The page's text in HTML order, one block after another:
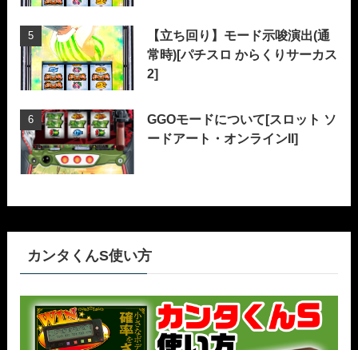
【立ち回り】モード示唆演出(通
常時)[パチスロ からくりサーカス
2]
GGOモードについて[スロット ソ
ードアート・オンラインII]
カンタくんS使い方